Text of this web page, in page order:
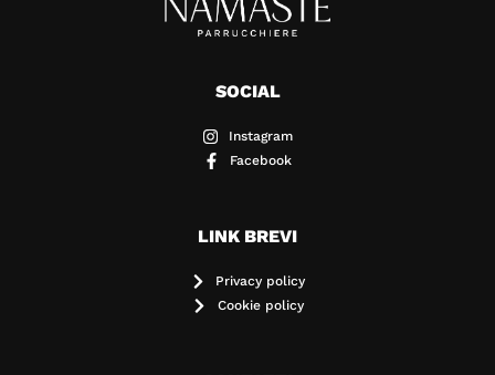
SOCIAL
Instagram
Facebook
LINK BREVI
Privacy policy
Cookie policy